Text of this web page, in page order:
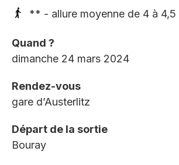
** - allure moyenne de 4 à 4,5
Quand ?
dimanche 24 mars 2024
Rendez-vous
gare d’Austerlitz
Départ de la sortie
Bouray